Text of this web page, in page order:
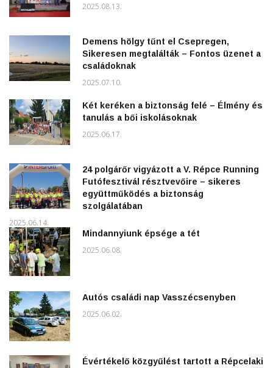
2025.08.13.
Demens hölgy tűnt el Csepregen,
Sikeresen megtalálták – Fontos üzenet a
családoknak
2025.07.10.
Két keréken a biztonság felé – Élmény és
tanulás a bői iskolásoknak
2025.06.17.
24 polgárőr vigyázott a V. Répce Running
Futófesztivál résztvevőire – sikeres
együttműködés a biztonság
szolgálatában
2025.06.14.
Mindannyiunk épsége a tét
2025.06.08.
Autós családi nap Vasszécsenyben
2025.06.02.
Évértékelő közgyűlést tartott a Répcelaki